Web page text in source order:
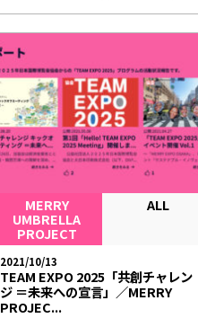
MERRY
UMBRELLA
PROJECT
ALL
2021/10/13
TEAM EXPO 2025「共創チャレン
ジ ＝未来への宣言」／MERRY
PROJEC...